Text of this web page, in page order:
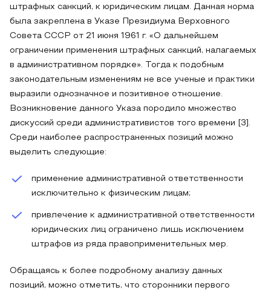
штрафных санкций, к юридическим лицам. Данная норма
была закреплена в Указе Президиума Верховного
Совета СССР от 21 июня 1961 г. «О дальнейшем
ограничении применения штрафных санкций, налагаемых
в административном порядке». Тогда к подобным
законодательным изменениям не все ученые и практики
выразили однозначное и позитивное отношение.
Возникновение данного Указа породило множество
дискуссий среди административистов того времени [3].
Среди наиболее распространенных позиций можно
выделить следующие:
применение административной ответственности
исключительно к физическим лицам;
привлечение к административной ответственности
юридических лиц ограничено лишь исключением
штрафов из ряда правоприменительных мер.
Обращаясь к более подробному анализу данных
позиций, можно отметить, что сторонники первого